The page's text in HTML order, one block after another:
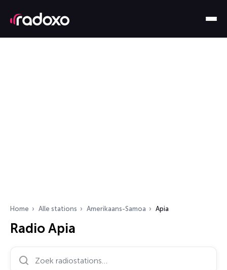
Home Alle stations Amerikaans-Samoa Apia
Radio Apia
Zoek radiostations…